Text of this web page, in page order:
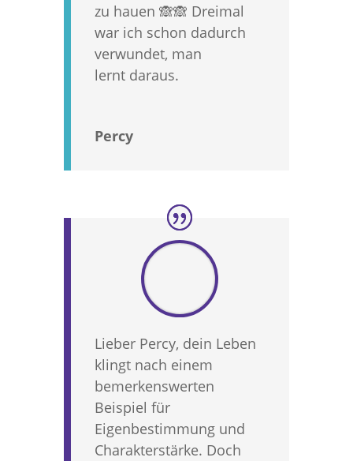
zu hauen 🙈🙈 Dreimal
war ich schon dadurch
verwundet, man
lernt daraus.
Percy
Lieber Percy, dein Leben
klingt nach einem
bemerkenswerten
Beispiel für
Eigenbestimmung und
Charakterstärke. Doch